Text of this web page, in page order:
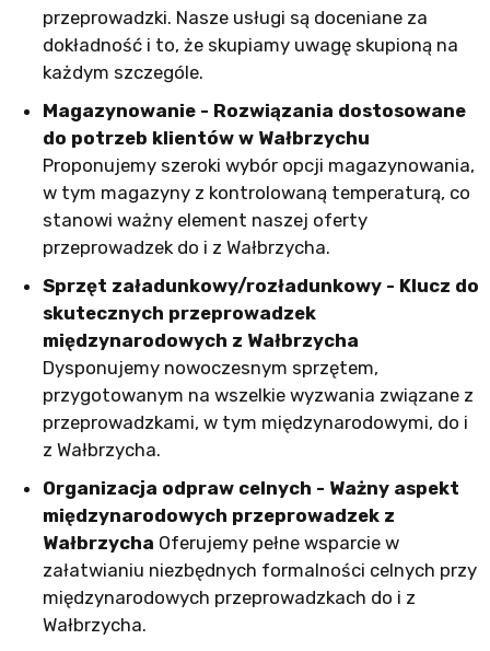
przeprowadzki. Nasze usługi są doceniane za
dokładność i to, że skupiamy uwagę skupioną na
każdym szczególe.
Magazynowanie - Rozwiązania dostosowane
do potrzeb klientów w Wałbrzychu
Proponujemy szeroki wybór opcji magazynowania,
w tym magazyny z kontrolowaną temperaturą, co
stanowi ważny element naszej oferty
przeprowadzek do i z Wałbrzycha.
Sprzęt załadunkowy/rozładunkowy - Klucz do
skutecznych przeprowadzek
międzynarodowych z Wałbrzycha
Dysponujemy nowoczesnym sprzętem,
przygotowanym na wszelkie wyzwania związane z
przeprowadzkami, w tym międzynarodowymi, do i
z Wałbrzycha.
Organizacja odpraw celnych - Ważny aspekt
międzynarodowych przeprowadzek z
Wałbrzycha Oferujemy pełne wsparcie w
załatwianiu niezbędnych formalności celnych przy
międzynarodowych przeprowadzkach do i z
Wałbrzycha.